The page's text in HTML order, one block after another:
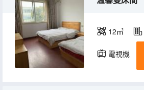
12㎡
電視機